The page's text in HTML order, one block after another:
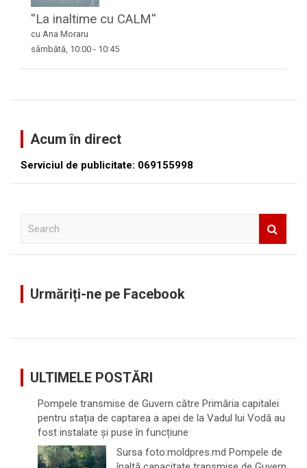
''La inaltime cu CALM''
cu Ana Moraru
sâmbătă, 10:00 - 10:45
Acum în direct
Serviciul de publicitate: 069155998
Urmăriți-ne pe Facebook
ULTIMELE POSTĂRI
Pompele transmise de Guvern către Primăria capitalei
pentru stația de captarea a apei de la Vadul lui Vodă au
fost instalate și puse în funcțiune
Sursa foto:moldpres.md Pompele de